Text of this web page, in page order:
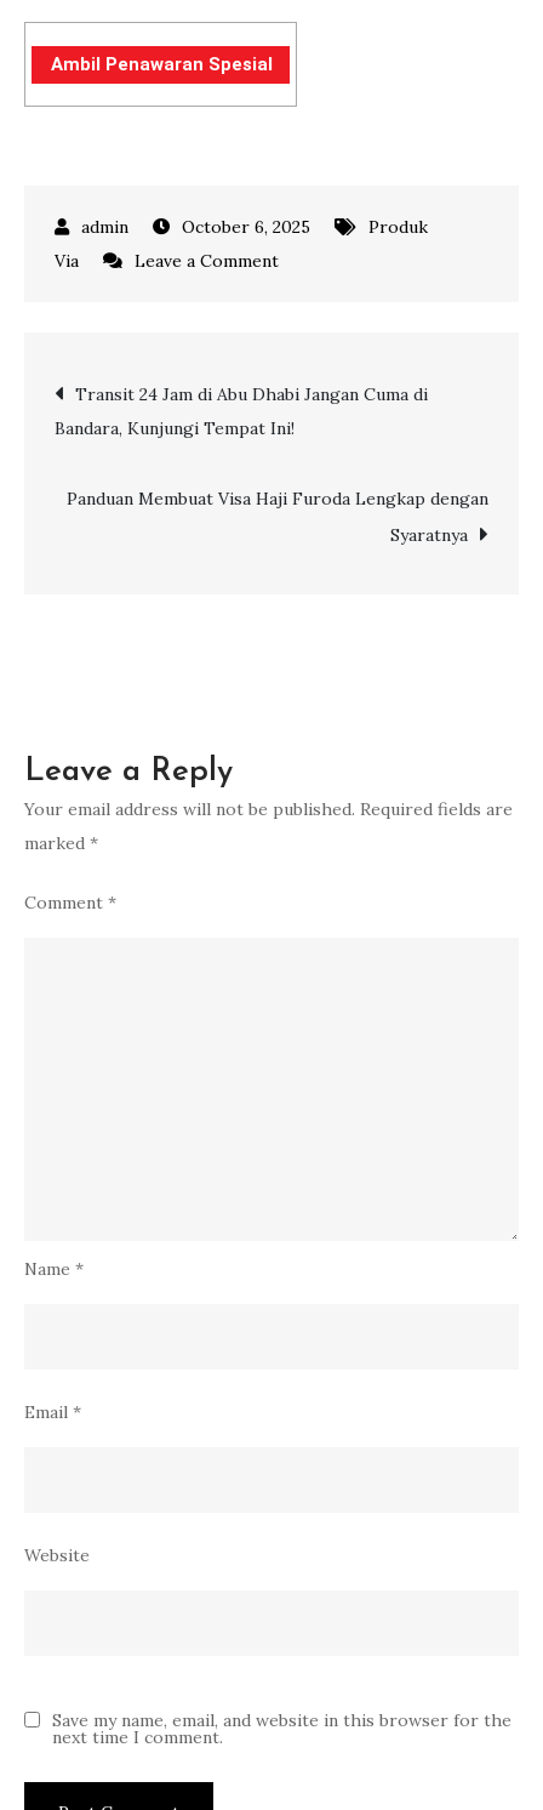
Ambil Penawaran Spesial
October 6, 2025
Produk
Via
Leave a Commenton
Jalan
dengan
Asuransi
Post
navigation
Transit 24 Jam di Abu Dhabi Jangan Cuma di
Bandara, Kunjungi Tempat Ini!
Panduan Membuat Visa Haji Furoda Lengkap dengan
Syaratnya
Leave a Reply
Your email address will not be published. Required fields are
marked *
Comment *
Name *
Email *
Website
Save my name, email, and website in this browser for the
next time I comment.